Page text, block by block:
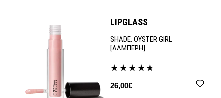
LIPGLASS
SHADE: OYSTER GIRL
[ΛΑΜΠΕΡΗ]
26,00€